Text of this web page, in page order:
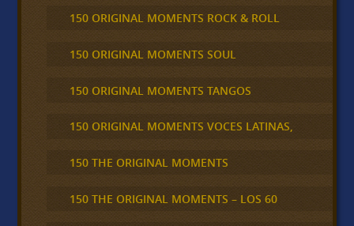
150 ORIGINAL MOMENTS ROCK & ROLL
150 ORIGINAL MOMENTS SOUL
150 ORIGINAL MOMENTS TANGOS
150 ORIGINAL MOMENTS VOCES LATINAS,
150 THE ORIGINAL MOMENTS
150 THE ORIGINAL MOMENTS – LOS 60